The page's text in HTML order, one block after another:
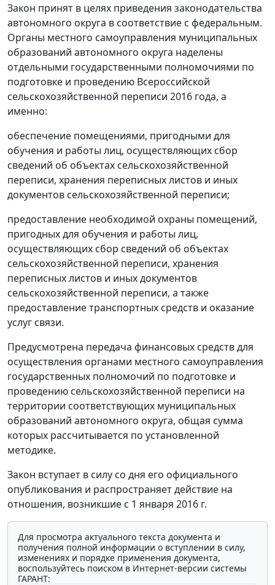
Закон принят в целях приведения законодательства
автономного округа в соответствие с федеральным.
Органы местного самоуправления муниципальных
образований автономного округа наделены
отдельными государственными полномочиями по
подготовке и проведению Всероссийской
сельскохозяйственной переписи 2016 года, а
именно:
обеспечение помещениями, пригодными для
обучения и работы лиц, осуществляющих сбор
сведений об объектах сельскохозяйственной
переписи, хранения переписных листов и иных
документов сельскохозяйственной переписи;
предоставление необходимой охраны помещений,
пригодных для обучения и работы лиц,
осуществляющих сбор сведений об объектах
сельскохозяйственной переписи, хранения
переписных листов и иных документов
сельскохозяйственной переписи, а также
предоставление транспортных средств и оказание
услуг связи.
Предусмотрена передача финансовых средств для
осуществления органами местного самоуправления
государственных полномочий по подготовке и
проведению сельскохозяйственной переписи на
территории соответствующих муниципальных
образований автономного округа, общая сумма
которых рассчитывается по установленной
методике.
Закон вступает в силу со дня его официального
опубликования и распространяет действие на
отношения, возникшие с 1 января 2016 г.
Для просмотра актуального текста документа и
получения полной информации о вступлении в силу,
изменениях и порядке применения документа,
воспользуйтесь поиском в Интернет-версии системы
ГАРАНТ: